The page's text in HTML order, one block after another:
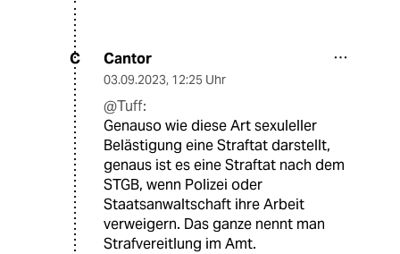
C Cantor
03.09.2023, 12:25 Uhr
@Tuff:
Genauso wie diese Art sexuleller
Belästigung eine Straftat darstellt,
genaus ist es eine Straftat nach dem
STGB, wenn Polizei oder
Staatsanwaltschaft ihre Arbeit
verweigern. Das ganze nennt man
Strafvereitlung im Amt.